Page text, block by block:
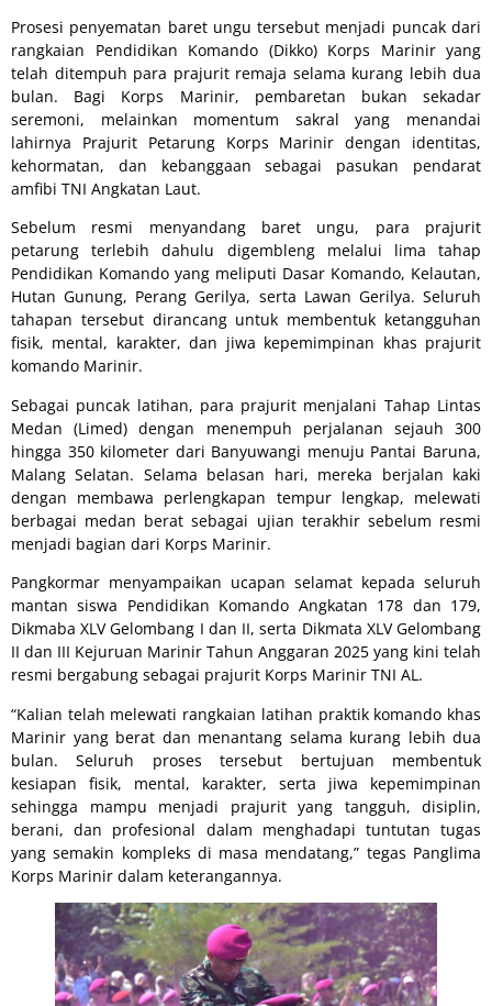
Prosesi penyematan baret ungu tersebut menjadi puncak dari
rangkaian Pendidikan Komando (Dikko) Korps Marinir yang
telah ditempuh para prajurit remaja selama kurang lebih dua
bulan. Bagi Korps Marinir, pembaretan bukan sekadar
seremoni, melainkan momentum sakral yang menandai
lahirnya Prajurit Petarung Korps Marinir dengan identitas,
kehormatan, dan kebanggaan sebagai pasukan pendarat
amfibi TNI Angkatan Laut.
Sebelum resmi menyandang baret ungu, para prajurit
petarung terlebih dahulu digembleng melalui lima tahap
Pendidikan Komando yang meliputi Dasar Komando, Kelautan,
Hutan Gunung, Perang Gerilya, serta Lawan Gerilya. Seluruh
tahapan tersebut dirancang untuk membentuk ketangguhan
fisik, mental, karakter, dan jiwa kepemimpinan khas prajurit
komando Marinir.
Sebagai puncak latihan, para prajurit menjalani Tahap Lintas
Medan (Limed) dengan menempuh perjalanan sejauh 300
hingga 350 kilometer dari Banyuwangi menuju Pantai Baruna,
Malang Selatan. Selama belasan hari, mereka berjalan kaki
dengan membawa perlengkapan tempur lengkap, melewati
berbagai medan berat sebagai ujian terakhir sebelum resmi
menjadi bagian dari Korps Marinir.
Pangkormar menyampaikan ucapan selamat kepada seluruh
mantan siswa Pendidikan Komando Angkatan 178 dan 179,
Dikmaba XLV Gelombang I dan II, serta Dikmata XLV Gelombang
II dan III Kejuruan Marinir Tahun Anggaran 2025 yang kini telah
resmi bergabung sebagai prajurit Korps Marinir TNI AL.
“Kalian telah melewati rangkaian latihan praktik komando khas
Marinir yang berat dan menantang selama kurang lebih dua
bulan. Seluruh proses tersebut bertujuan membentuk
kesiapan fisik, mental, karakter, serta jiwa kepemimpinan
sehingga mampu menjadi prajurit yang tangguh, disiplin,
berani, dan profesional dalam menghadapi tuntutan tugas
yang semakin kompleks di masa mendatang,” tegas Panglima
Korps Marinir dalam keterangannya.